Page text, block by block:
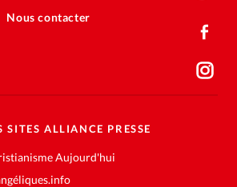
Nous contacter
SITES ALLIANCE PRESSE
Aujourd'hui